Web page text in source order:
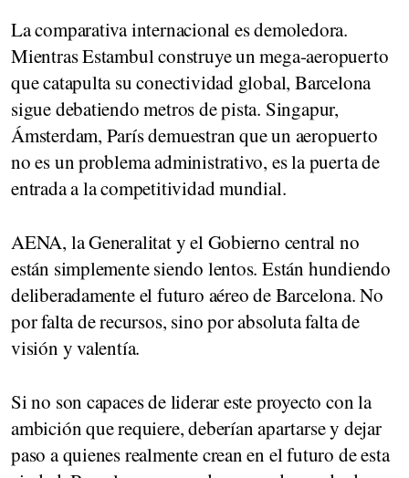
La comparativa internacional es demoledora.
Mientras Estambul construye un mega-aeropuerto
que catapulta su conectividad global, Barcelona
sigue debatiendo metros de pista. Singapur,
Ámsterdam, París demuestran que un aeropuerto
no es un problema administrativo, es la puerta de
entrada a la competitividad mundial.
AENA, la Generalitat y el Gobierno central no
están simplemente siendo lentos. Están hundiendo
deliberadamente el futuro aéreo de Barcelona. No
por falta de recursos, sino por absoluta falta de
visión y valentía.
Si no son capaces de liderar este proyecto con la
ambición que requiere, deberían apartarse y dejar
paso a quienes realmente crean en el futuro de esta